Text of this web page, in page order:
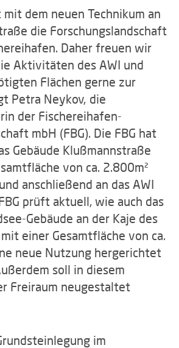
mit dem neuen Technikum an
die Forschungslandschaft
Daher freuen wir
Aktivitäten des AWI und
Flächen gerne zur
Petra Neykov, die
der Fischereihafen-
mbH (FBG). Die FBG hat
Gebäude Klußmannstraße
von ca. 2.800m²
anschließend an das AWI
prüft aktuell, wie auch das
Gebäude an der Kaje des
einer Gesamtfläche von ca.
neue Nutzung hergerichtet
soll in diesem
Freiraum neugestaltet
im